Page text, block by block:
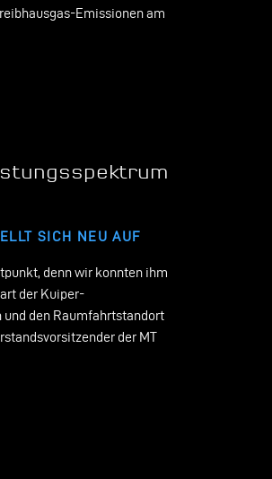
Emissionen am
SICH NEU AUF
denn wir konnten ihm
der Kuiper-
den Raumfahrtstandort
der MT